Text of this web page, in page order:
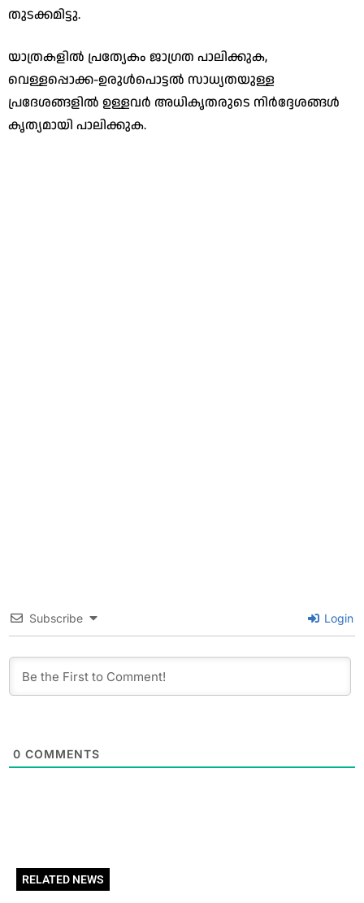
തുടക്കമിട്ടു.
​യാത്രകളിൽ പ്രത്യേകം ജാഗ്രത പാലിക്കുക,
വെള്ളപ്പൊക്ക-ഉരുൾപൊട്ടൽ സാധ്യതയുള്ള
പ്രദേശങ്ങളിൽ ഉള്ളവർ അധികൃതരുടെ നിർദ്ദേശങ്ങൾ
കൃത്യമായി പാലിക്കുക.
Subscribe Login
0 COMMENTS
RELATED NEWS